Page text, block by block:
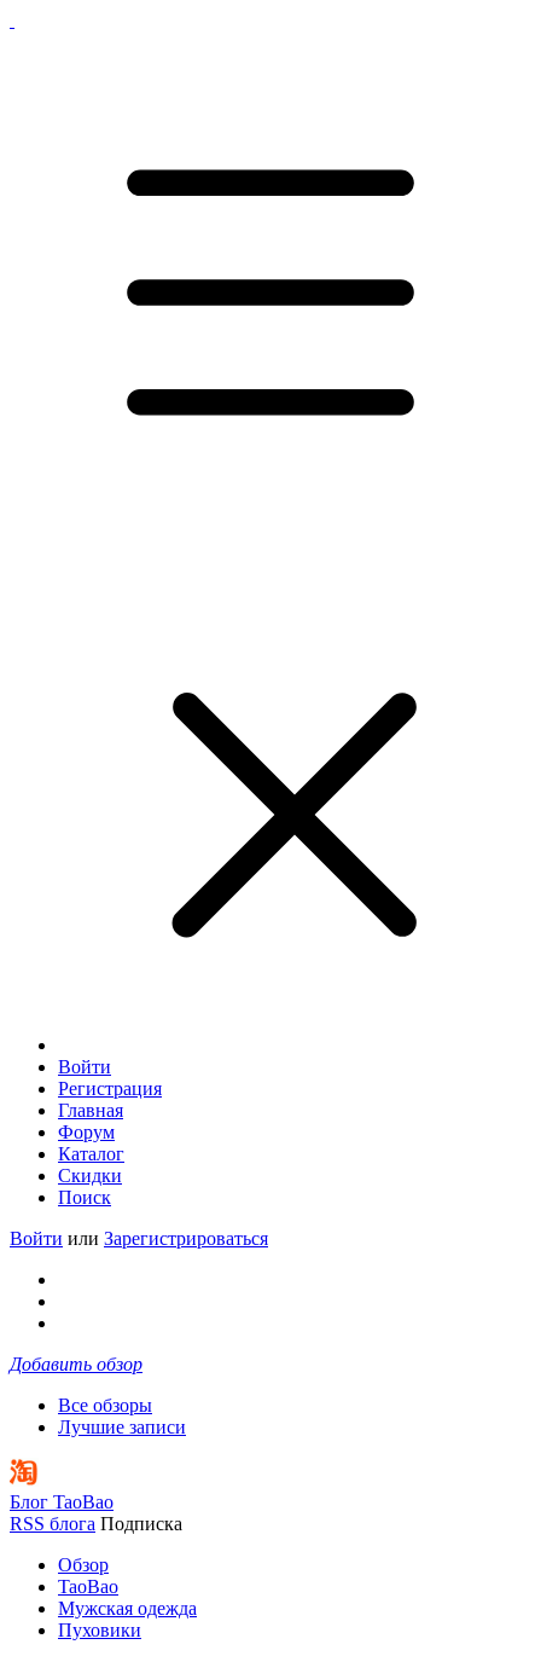
Войти
Регистрация
Главная
Форум
Каталог
Скидки
Поиск
Войти или Зарегистрироваться
Добавить обзор
Все обзоры
Лучшие записи
Блог TaoBao
RSS блога Подписка
Обзор
TaoBao
Мужская одежда
Пуховики